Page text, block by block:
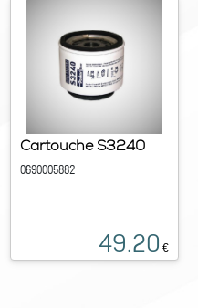
Cartouche S3240
0690005882
49.20 €